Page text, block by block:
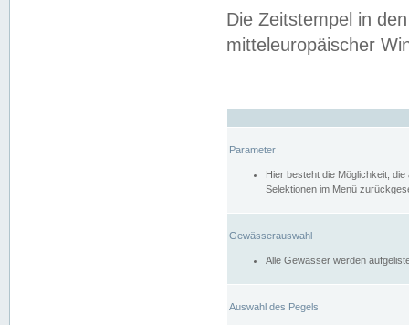
Die Zeitstempel in
mitteleuropäischer
Parameter
Hier besteht die Möglichkeit,
Selektionen im Menü
Gewässerauswahl
Alle Gewässer werden
Auswahl des Pegels